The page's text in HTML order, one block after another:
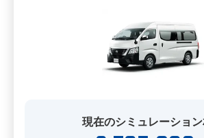
現在のシミュレーショ